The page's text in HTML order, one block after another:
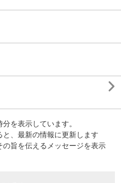

を表示しています。
と、最新の情報に更新します
旨を伝えるメッセージを表示